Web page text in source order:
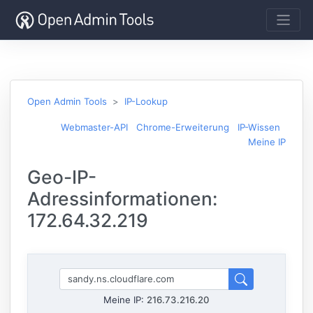
Open Admin Tools IP-Lookup
Webmaster-API Chrome-Erweiterung
IP-Wissen
Meine IP
Geo-IP-
Adressinformationen:
172.64.32.219
Meine IP: 216.73.216.20